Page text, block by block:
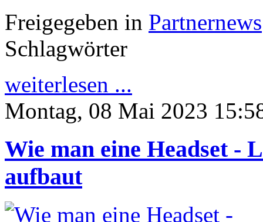
Freigegeben in Partnernews
Schlagwörter
weiterlesen ...
Montag, 08 Mai 2023
Wie man eine Headset -
aufbaut